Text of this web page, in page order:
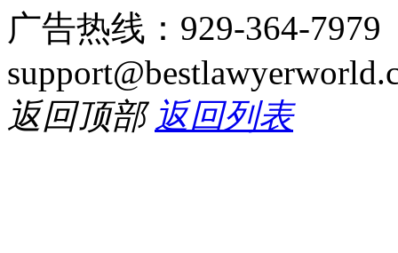
广告热线：929-364-
返回顶部 返回列表